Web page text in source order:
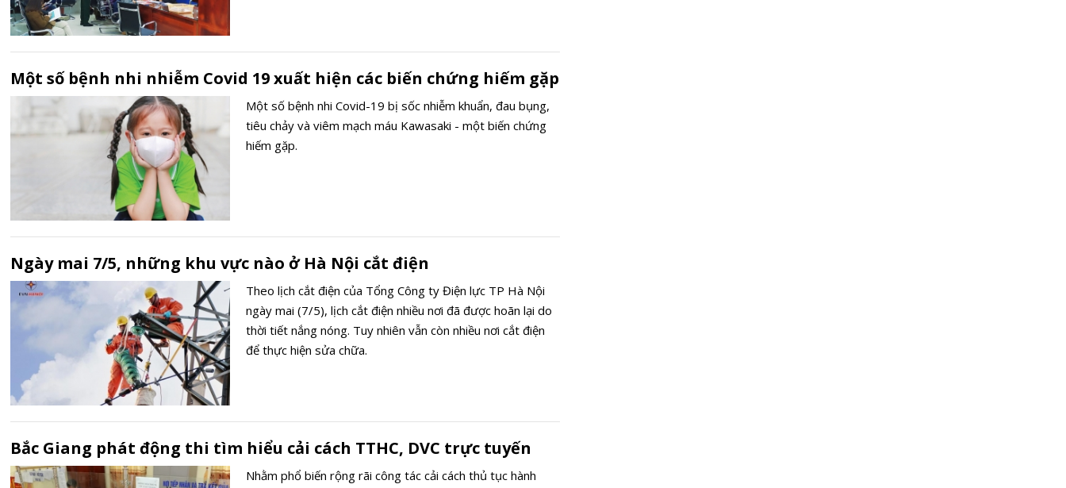
Một số bệnh nhi nhiễm Covid 19 xuất hiện các biến chứng hiếm gặp
Một số bệnh nhi Covid-19 bị sốc nhiễm khuẩn, đau bụng,
tiêu chảy và viêm mạch máu Kawasaki - một biến chứng
hiếm gặp.
Ngày mai 7/5, những khu vực nào ở Hà Nội cắt điện
Theo lịch cắt điện của Tổng Công ty Điện lực TP Hà Nội
ngày mai (7/5), lịch cắt điện nhiều nơi đã được hoãn lại do
thời tiết nắng nóng. Tuy nhiên vẫn còn nhiều nơi cắt điện
để thực hiện sửa chữa.
Bắc Giang phát động thi tìm hiểu cải cách TTHC, DVC trực tuyến
Nhằm phổ biến rộng rãi công tác cải cách thủ tục hành